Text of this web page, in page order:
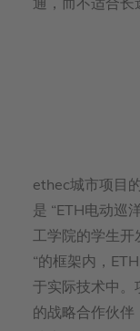
通，而不适合长
ethec城市项目
是 “ETH电动巡
工学院的学生开
“的框架内，
于实际技术中。
的战略合作伙伴